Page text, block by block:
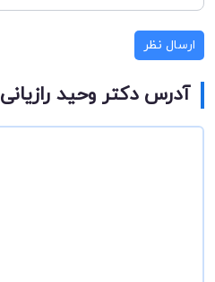
ارسال نظر
آدرس دکتر وحید رازیانی